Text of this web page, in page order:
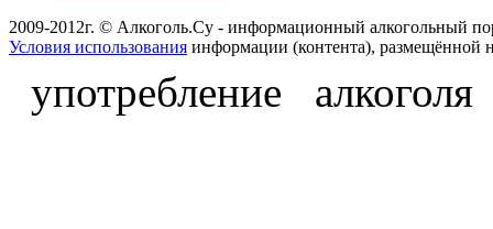
2009-2012г. © Алкоголь.Су - информационный алкогольный
Условия использования информации (контента), размещённой
употребление